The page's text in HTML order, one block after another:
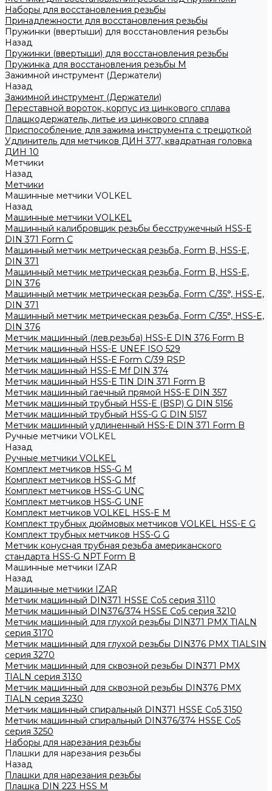
Наборы для восстановления резьбы
Принадлежности для восстановления резьбы
Пружинки (ввертыши) для восстановления резьбы
Назад
Пружинки (ввертыши) для восстановления резьбы
Пружинка для восстановления резьбы M
Зажимной инструмент (Держатели)
Назад
Зажимной инструмент (Держатели)
Переставной вороток, корпус из цинкового сплава
Плашкодержатель, литье из цинкового сплава
Приспособление для зажима инструмента с трещоткой
Удлинитель для метчиков ДИН 377, квадратная головка
ДИН 10
Метчики
Назад
Метчики
Машинные метчики VOLKEL
Назад
Машинные метчики VOLKEL
Машинный калибровщик резьбы бесстружечный HSS-Е
DIN 371 Form C
Машинный метчик метрическая резьба, Form B, HSS-E,
DIN 371
Машинный метчик метрическая резьба, Form B, HSS-E,
DIN 376
Машинный метчик метрическая резьба, Form С/35°, HSS-E,
DIN 371
Машинный метчик метрическая резьба, Form С/35°, HSS-E,
DIN 376
Метчик машинный (лев.резьба) HSS-Е DIN 376 Form B
Метчик машинный HSS-E UNEF ISO 529
Метчик машинный HSS-Е Form C/39 RSP
Метчик машинный HSS-Е Mf DIN 374
Метчик машинный HSS-Е TIN DIN 371 Form B
Метчик машинный гаечный прямой HSS-Е DIN 357
Метчик машинный трубный HSS-E (BSP) G DIN 5156
Метчик машинный трубный HSS-G G DIN 5157
Метчик машинный удлиненный HSS-Е DIN 371 Form B
Ручные метчики VOLKEL
Назад
Ручные метчики VOLKEL
Комплект метчиков HSS-G M
Комплект метчиков HSS-G Mf
Комплект метчиков HSS-G UNC
Комплект метчиков HSS-G UNF
Комплект метчиков VOLKEL HSS-E M
Комплект трубных дюймовых метчиков VOLKEL HSS-E G
Комплект трубных метчиков HSS-G G
Метчик конусная трубная резьба американского
стандарта HSS-G NPT Form B
Машинные метчики IZAR
Назад
Машинные метчики IZAR
Метчик машинный DIN371 HSSE Co5 серия 3110
Метчик машинный DIN376/374 HSSE Co5 серия 3210
Метчик машинный для глухой резьбы DIN371 PMX TIALN
серия 3170
Метчик машинный для глухой резьбы DIN376 PMX TIALSIN
серия 3270
Метчик машинный для сквозной резьбы DIN371 PMX
TIALN серия 3130
Метчик машинный для сквозной резьбы DIN376 PMX
TIALN серия 3230
Метчик машинный спиральный DIN371 HSSE Co5 3150
Метчик машинный спиральный DIN376/374 HSSE Co5
серия 3250
Наборы для нарезания резьбы
Плашки для нарезания резьбы
Назад
Плашки для нарезания резьбы
Плашка DIN 223 HSS M